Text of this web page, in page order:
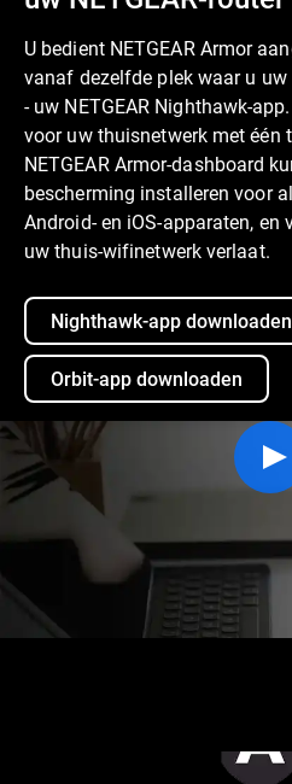
U bedient NETGEAR Armor
vanaf dezelfde plek waar u
- uw NETGEAR Nighthawk-
voor uw thuisnetwerk met één
NETGEAR Armor-dashboard
bescherming installeren voor
Android- en iOS-apparaten,
uw thuis-wifinetwerk verlaat.
Nighthawk-app downloaden
Orbit-app downloaden